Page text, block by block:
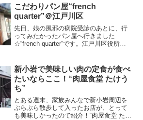
リ食べてもなーと迷っていたところにち
ょうど良い店を発見しま...
こだわりパン屋“french
quarter”＠江戸川区
先日、娘の風邪の病院受診のあとに、行
ってみたかったパン屋へ行きました
☆“french quarter”です。江戸川区役所の
りごと。今日もくまさんを連れ添って、
「ここ来た...
新小岩で美味しい肉の定食が食べ
たいならここ！“肉屋食堂 たけう
ち”
とある週末、家族みんなで新小岩周辺を
ぶらぶら散歩して入ったお店が、とって
も美味しかったので紹介！“肉屋食堂 たけ